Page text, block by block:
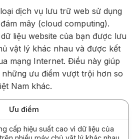
dịch vụ lưu trữ web sử dụng
mây (cloud computing).
liệu website của bạn được lưu
vật lý khác nhau và được kết
mạng Internet. Điều này giúp
ưu điểm vượt trội hơn so
Nam khác.
Ưu điểm
cấp hiệu suất cao vì dữ liệu của